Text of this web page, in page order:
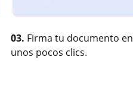
03. Firma tu documento
unos pocos clics.